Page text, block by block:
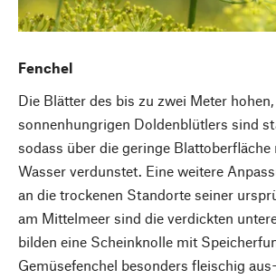
Fenchel
Die Blätter des bis zu zwei Meter hohen,
sonnenhungrigen Doldenblütlers sind
sodass über die geringe Blattoberfläche
Wasser verdunstet. Eine weitere
an die trockenen Standorte seiner
am Mittelmeer sind die verdickten
bilden eine Scheinknolle mit
Gemüsefenchel besonders fleischig